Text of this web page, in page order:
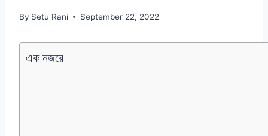
By Setu Rani September 22, 2022
এক নজরে